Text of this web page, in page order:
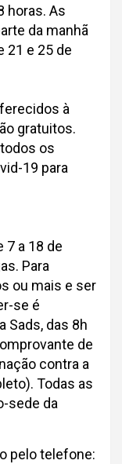
horas. As
da manhã
21 e 25 de
à
gratuitos.
os
19 para
7 a 18 de
Para
ou mais e ser
se é
Sads, das 8h
de
contra a
Todas as
sede da
pelo telefone: